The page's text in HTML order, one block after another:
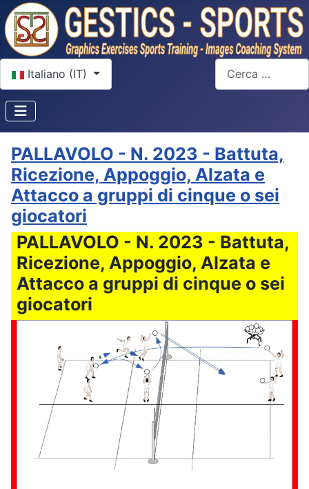
Seleziona la tua lingua
Italiano (IT)
Cerca
PALLAVOLO - N. 2023 - Battuta,
Ricezione, Appoggio, Alzata e
Attacco a gruppi di cinque o sei
giocatori
PALLAVOLO - N. 2023 - Battuta,
Ricezione, Appoggio, Alzata e
Attacco a gruppi di cinque o sei
giocatori